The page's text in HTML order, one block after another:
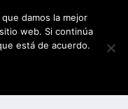
damos la mejor
web. Si continúa
está de acuerdo.